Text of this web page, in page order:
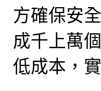
方確保安
成千上萬
低成本，